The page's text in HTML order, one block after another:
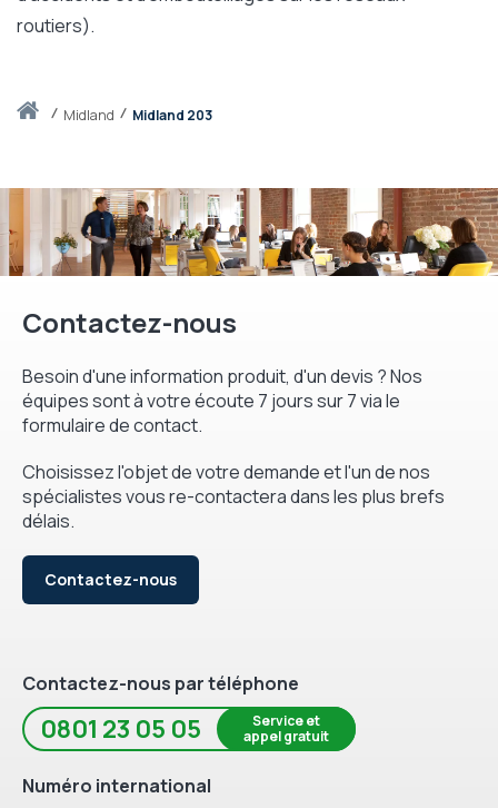
Accueilmidland Midland 203
routiers).
Contactez-nous
Besoin d'une information produit, d'un devis ? Nos
équipes sont à votre écoute 7 jours sur 7 via le
formulaire de contact.
Choisissez l'objet de votre demande et l'un de nos
spécialistes vous re-contactera dans les plus brefs
délais.
Contactez-nous
Contactez-nous par téléphone
0801 23 05 05
Service et
appel gratuit
Numéro international